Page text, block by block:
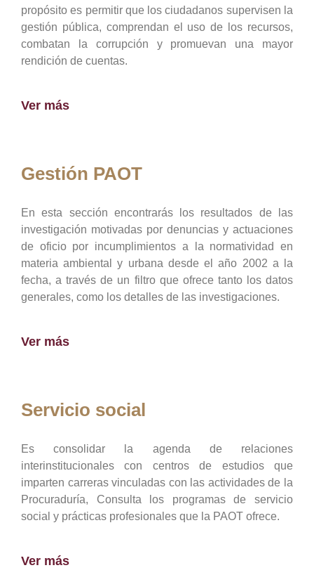
propósito es permitir que los ciudadanos supervisen la
gestión pública, comprendan el uso de los recursos,
combatan la corrupción y promuevan una mayor
rendición de cuentas.
Ver más
Gestión PAOT
En esta sección encontrarás los resultados de las
investigación motivadas por denuncias y actuaciones
de oficio por incumplimientos a la normatividad en
materia ambiental y urbana desde el año 2002 a la
fecha, a través de un filtro que ofrece tanto los datos
generales, como los detalles de las investigaciones.
Ver más
Servicio social
Es consolidar la agenda de relaciones
interinstitucionales con centros de estudios que
imparten carreras vinculadas con las actividades de la
Procuraduría, Consulta los programas de servicio
social y prácticas profesionales que la PAOT ofrece.
Ver más